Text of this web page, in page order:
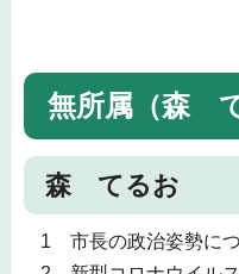
無所属（森
森 てるお
1 市長の政治姿勢に